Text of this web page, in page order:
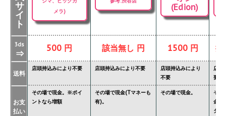
サ
イ
ト
メラ)
(Edion)
3ds
⇒ 500 円 該当無し 円 1500 円 掲
送料
店頭持込みにより不要 店頭持込みにより不要
店頭持込みにより
不要
店頭
要
お支
払い
その場で現金。※ポイ
ントなら増額
その場で現金(Tマネーも
有)。
その場で現金。
その
金額
ター'